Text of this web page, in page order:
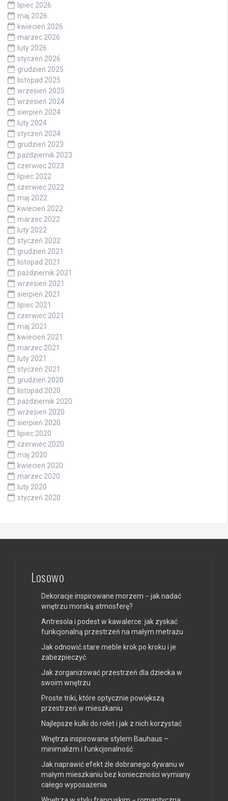
lipiec 2026
maj 2026
kwiecień 2026
marzec 2026
luty 2026
styczeń 2026
grudzień 2025
listopad 2025
wrzesień 2025
wrzesień 2024
sierpień 2024
luty 2024
styczeń 2024
grudzień 2023
październik 2023
czerwiec 2023
lipiec 2022
czerwiec 2022
maj 2022
kwiecień 2022
marzec 2022
luty 2022
styczeń 2022
grudzień 2021
listopad 2021
październik 2021
wrzesień 2021
sierpień 2021
lipiec 2021
czerwiec 2021
maj 2021
kwiecień 2021
marzec 2021
luty 2021
styczeń 2021
grudzień 2020
listopad 2020
październik 2020
wrzesień 2020
sierpień 2020
lipiec 2020
czerwiec 2020
maj 2020
kwiecień 2020
marzec 2020
luty 2020
styczeń 2020
Losowo
Dekoracje inspirowane morzem − jak nadać
wnętrzu morską atmosferę?
Antresola i podest w kawalerce: jak zyskać
funkcjonalną przestrzeń na małym metrażu
Jak odnowić stare meble krok po kroku i je
zabezpieczyć
Jak zorganizować przestrzeń dla dziecka w
swoim wnętrzu
Proste triki, które optycznie powiększą
przestrzeń w mieszkaniu
Najlepsze kulki do rolet i jak z nich korzystać
Wnętrza inspirowane stylem Bauhaus –
minimalizm i funkcjonalność
Jak naprawić efekt źle dobranego dywanu w
małym mieszkaniu bez konieczności wymiany
całego wyposażenia